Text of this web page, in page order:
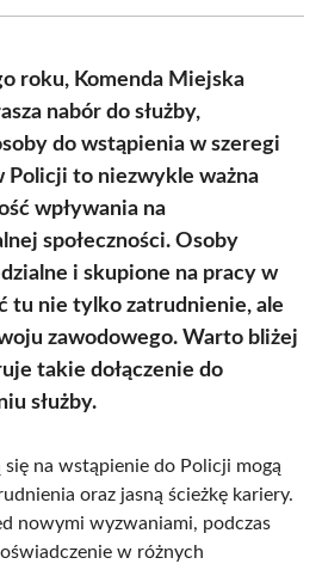
roku, Komenda Miejska
nabór do służby,
do wstąpienia w szeregi
Policji to niezwykle ważna
wpływania na
społeczności. Osoby
i skupione na pracy w
tu nie tylko zatrudnienie, ale
zawodowego. Warto bliżej
takie dołączenie do
służby.
na wstąpienie do Policji mogą
oraz jasną ścieżkę kariery.
nowymi wyzwaniami, podczas
w różnych